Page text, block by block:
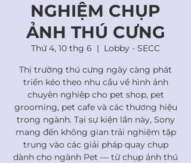
NGHIỆM CHỤP
ẢNH THÚ CƯNG
Thứ 4, 10 thg 6
  |
Lobby - SECC
Thị trường thú cưng ngày càng phát
triển kéo theo nhu cầu về hình ảnh
chuyên nghiệp cho pet shop, pet
grooming, pet cafe và các thương hiệu
trong ngành. Tại sự kiện lần này, Sony
mang đến không gian trải nghiệm tập
trung vào các giải pháp quay chụp
dành cho ngành Pet — từ chụp ảnh thú